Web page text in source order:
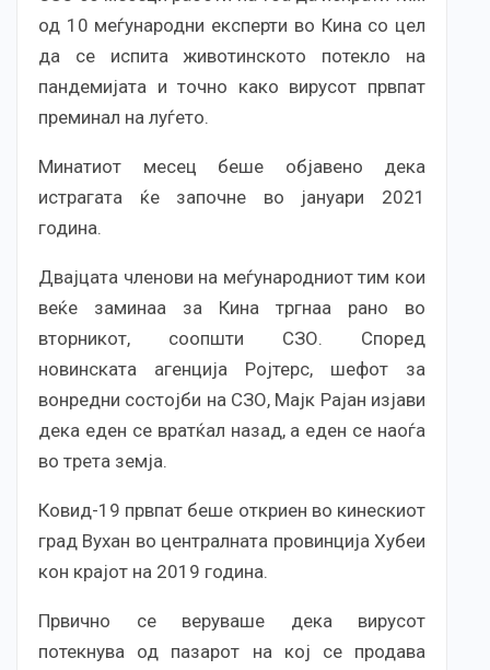
од 10 меѓународни експерти во Кина со цел
да се испита животинското потекло на
пандемијата и точно како вирусот првпат
преминал на луѓето.
Минатиот месец беше објавено дека
истрагата ќе започне во јануари 2021
година.
Двајцата членови на меѓународниот тим кои
веќе заминаа за Кина тргнаа рано во
вторникот, соопшти СЗО. Според
новинската агенција Ројтерс, шефот за
вонредни состојби на СЗО, Мајк Рајан изјави
дека еден се вратќал назад, а еден се наоѓа
во трета земја.
Ковид-19 првпат беше откриен во кинескиот
град Вухан во централната провинција Хубеи
кон крајот на 2019 година.
Првично се веруваше дека вирусот
потекнува од пазарот на кој се продава